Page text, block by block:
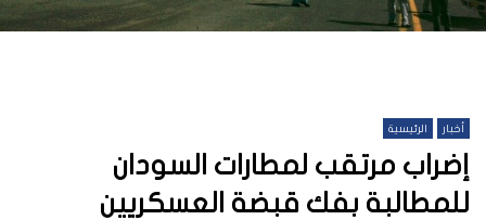
أخبار الرئيسية
إضراب مرتقب لمطارات السودان
للمطالبة بفك قبضة العسكريين